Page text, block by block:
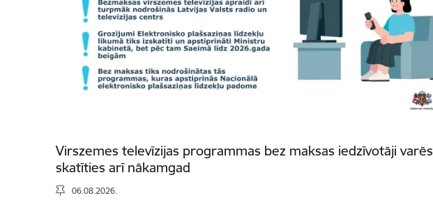
Virszemes televīzijas programmas bez maksas iedzīvotāji varēs
skatīties arī nākamgad
06.08.2026.